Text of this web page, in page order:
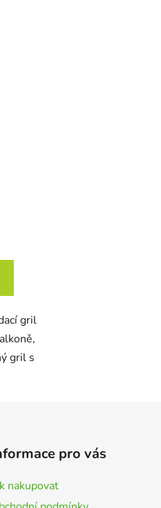
gril
gril s
pro vás
nakupovat